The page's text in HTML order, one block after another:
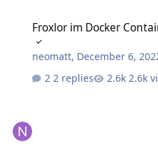
Froxlor im Docker
neomatt, December 6,
2 replies
2.6k